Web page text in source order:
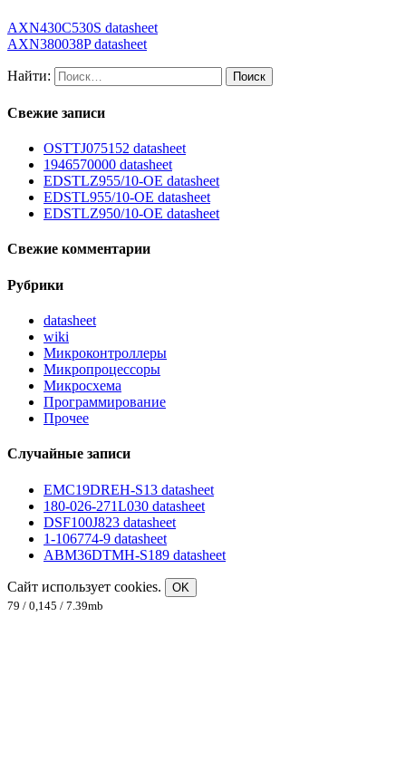
AXN430C530S datasheet
AXN380038P datasheet
Найти:
Свежие записи
OSTTJ075152 datasheet
1946570000 datasheet
EDSTLZ955/10-OE datasheet
EDSTL955/10-OE datasheet
EDSTLZ950/10-OE datasheet
Свежие комментарии
Рубрики
datasheet
wiki
Микроконтроллеры
Микропроцессоры
Микросхема
Программирование
Прочее
Случайные записи
EMC19DREH-S13 datasheet
180-026-271L030 datasheet
DSF100J823 datasheet
1-106774-9 datasheet
ABM36DTMH-S189 datasheet
Сайт использует cookies.
OK
79 / 0,145 / 7.39mb